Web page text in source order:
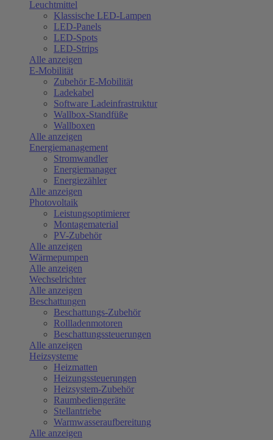
Leuchtmittel
Klassische LED-Lampen
LED-Panels
LED-Spots
LED-Strips
Alle anzeigen
E-Mobilität
Zubehör E-Mobilität
Ladekabel
Software Ladeinfrastruktur
Wallbox-Standfüße
Wallboxen
Alle anzeigen
Energiemanagement
Stromwandler
Energiemanager
Energiezähler
Alle anzeigen
Photovoltaik
Leistungsoptimierer
Montagematerial
PV-Zubehör
Alle anzeigen
Wärmepumpen
Alle anzeigen
Wechselrichter
Alle anzeigen
Beschattungen
Beschattungs-Zubehör
Rollladenmotoren
Beschattungssteuerungen
Alle anzeigen
Heizsysteme
Heizmatten
Heizungssteuerungen
Heizsystem-Zubehör
Raumbediengeräte
Stellantriebe
Warmwasseraufbereitung
Alle anzeigen